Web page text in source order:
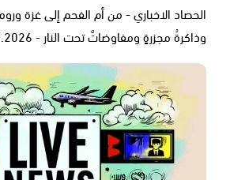
الحصاد الاخباري - من أم الفحم إلى غزة
وذاكرةُ مجزرةٍ ومفاوضاتٌ تحت النار - 04.08.2026